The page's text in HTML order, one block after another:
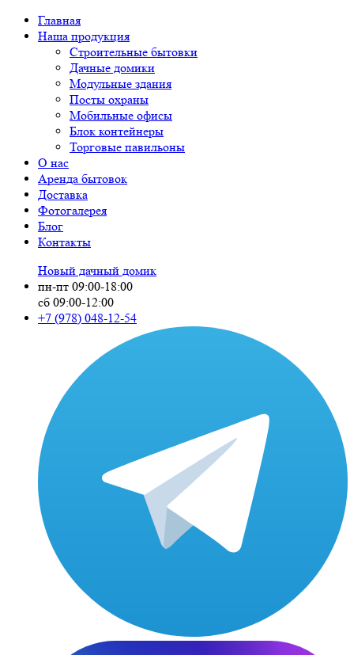
Главная
Наша продукция
Строительные бытовки
Дачные домики
Модульные здания
Посты охраны
Мобильные офисы
Блок контейнеры
Торговые павильоны
О нас
Аренда бытовок
Доставка
Фотогалерея
Блог
Контакты
Новый дачный домик
пн-пт 09:00-18:00
сб 09:00-12:00
+7 (978) 048-12-54